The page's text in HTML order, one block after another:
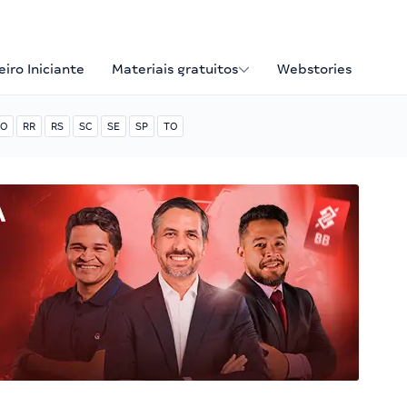
Iniciante Materiais gratuitos Webstories
RR RS SC SE SP TO